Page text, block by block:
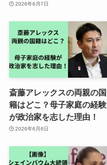
2026年6月7日
斎藤アレックスの両親の国
籍はどこ？母子家庭の経験
が政治家を志した理由！
2026年6月6日